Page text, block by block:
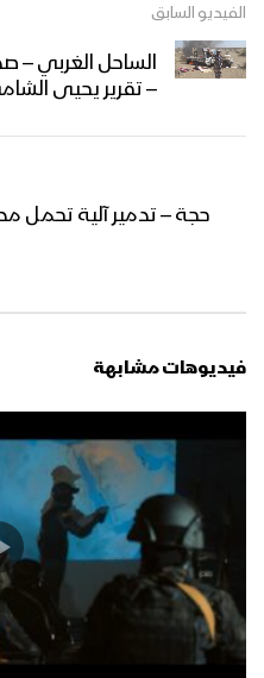
الفيديو السابق
الساحل الغربي –
– تقرير يحيى
فيديوهات مشابهة